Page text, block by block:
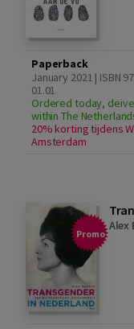
Paperback
January 2021 | ISBN
01.01
Ordered today,
within The
20% korting tijdens
Amsterdam
Promo
Alex